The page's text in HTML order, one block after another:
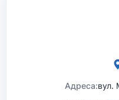
Адреса:вул.